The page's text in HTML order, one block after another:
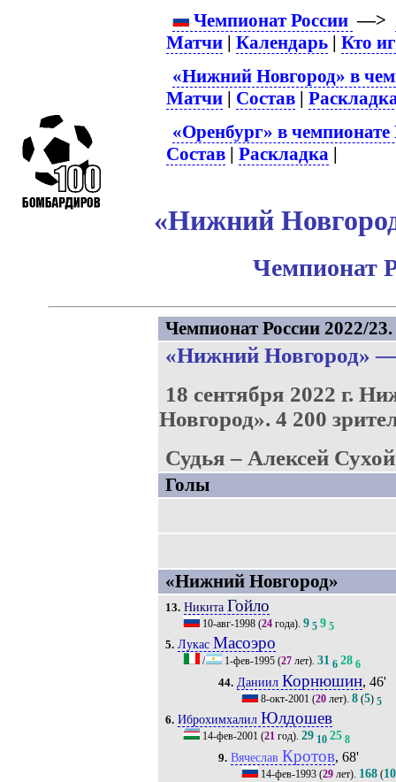
Чемпионат России —>
Матчи |Календарь |Кто
«Нижний Новгород» в
Матчи | Состав |
«Оренбург» в чемпионате
Состав |Раскладка |
«Нижний
Чемпионат
Чемпионат России 2022/
«Нижний Новгород»
18 сентября 2022 г.
Новгород». 4 200
Судья – Алексей
Голы
«Нижний Новгород»
13. Никита Гойло
10-авг-1998(24года). 9 5 9 5
5. Лукас Масоэро
/ 1-фев-1995(27лет). 31 6 28 6
44. Даниил Корнюшин, 46'
8-окт-2001 (20 лет).8 (5) 5
6. Иброхимхалил Юлдошев
14-фев-2001 (21год). 29 10 25 8
9. Вячеслав Кротов, 68'
14-фев-1993 (29 лет). 168 (10